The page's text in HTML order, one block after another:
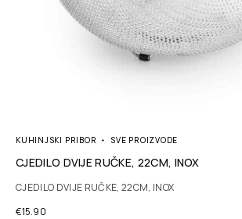
KUHINJSKI PRIBOR SVE PROIZVODE
CJEDILO DVIJE RUČKE, 22CM, INOX
CJEDILO DVIJE RUČKE, 22CM, INOX
€15.90